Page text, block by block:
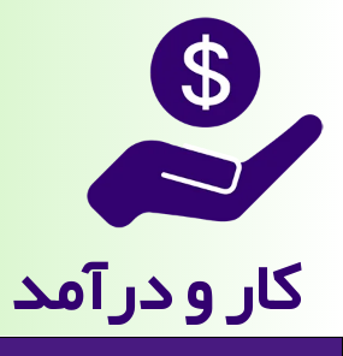
كار و درآمد